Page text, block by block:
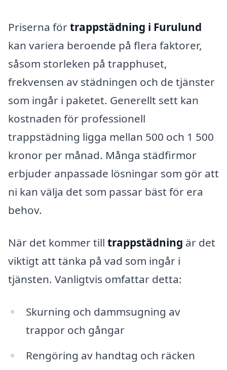
Priserna förtrappstädning i Furulund
kan variera beroende på flera faktorer,
såsom storleken på trapphuset,
frekvensen av städningen och de tjänster
som ingår i paketet. Generellt sett kan
kostnaden för professionell
trappstädning ligga mellan 500 och 1 500
kronor per månad. Många städfirmor
erbjuder anpassade lösningar som gör att
ni kan välja det som passar bäst för era
behov.
När det kommer till trappstädning är det
viktigt att tänka på vad som ingår i
tjänsten. Vanligtvis omfattar detta:
Skurning och dammsugning av
trappor och gångar
Rengöring av handtag och räcken